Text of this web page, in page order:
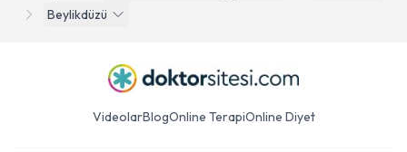
Beylikdüzü
VideolarBlogOnline TerapiOnline Diyet